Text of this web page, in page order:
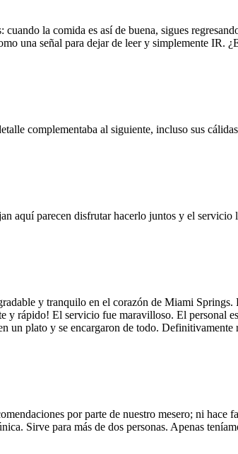
la comida es así de buena, sigues
una señal para dejar de leer y simplemente IR.
complementaba al siguiente, incluso sus
aquí parecen disfrutar hacerlo juntos y el
y tranquilo en el corazón de Miami Springs.
rápido! El servicio fue maravilloso. El personal
plato y se encargaron de todo. Definitivamente
por parte de nuestro mesero; ni hace
Sirve para más de dos personas. Apenas